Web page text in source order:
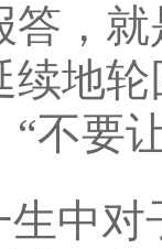
答，
续地
“不要
生中对